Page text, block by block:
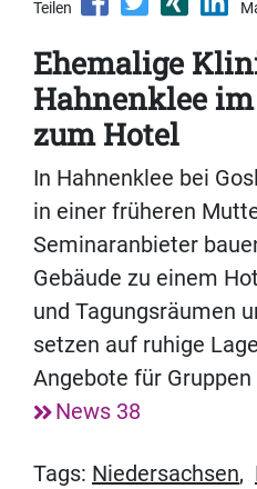
Teilen
Ehemalige
Hahnenklee
zum Hotel
In Hahnenklee bei
in einer früheren
Seminaranbieter
Gebäude zu einem
und Tagungsräumen
setzen auf ruhige
Angebote für
News 38
Tags: Niedersachsen,